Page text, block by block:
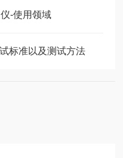
-使用领域
标准以及测试方法